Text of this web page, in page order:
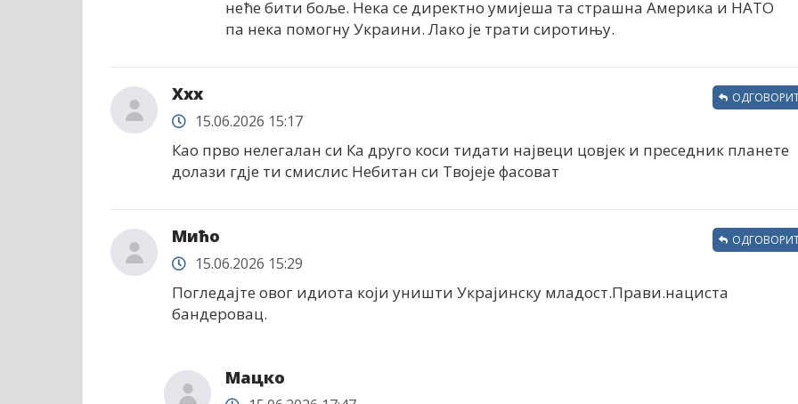
неће бити боље. Нека се директно умијеша та страшна Америка и НАТО
па нека помогну Украини. Лако је трати сиротињу.
Xxx
15.06.2026 15:17
Као прво нелегалан си Ка друго коси тидати највеци цовјек и преседник планете
долази гдје ти смислис Небитан си Твојеје фасоват
Мићо
15.06.2026 15:29
Погледајте овог идиота који уништи Украјинску младост.Прави.нациста
бандеровац.
Мацко